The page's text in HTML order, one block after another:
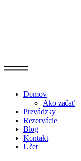
Domov
Ako začať
Prevádzky
Rezervácie
Blog
Kontakt
Účet